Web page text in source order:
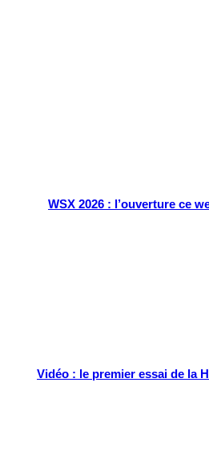
WSX 2026 : l’ouverture ce
Vidéo : le premier essai de la